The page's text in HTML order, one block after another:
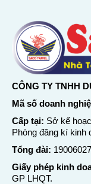
CÔNG TY TNHH
Mã số doanh
Cấp tại: Sở kế
Phòng đăng kí kinh
Tổng đài: 19006027
Giấy phép kinh
GP LHQT.